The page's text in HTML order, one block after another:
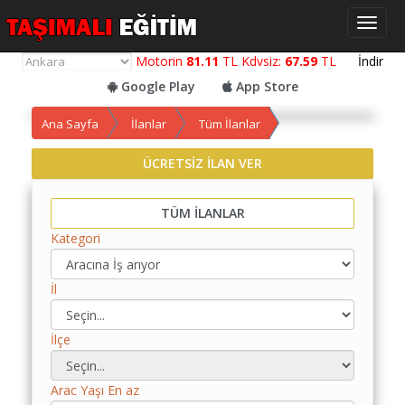
Motorin 81.11 TL Kdvsiz: 67.59TL İndir
Google Play
App Store
Maliyet
Hesaplama
Yemek
Maliyet
Hesaplama
Maliyet
Hesaplama
Ana Sayfa İlanlar Tüm İlanlar
ÜCRETSİZ İLAN VER
TÜM İLANLAR
Kategori
İl
İlçe
Arac Yaşı En az